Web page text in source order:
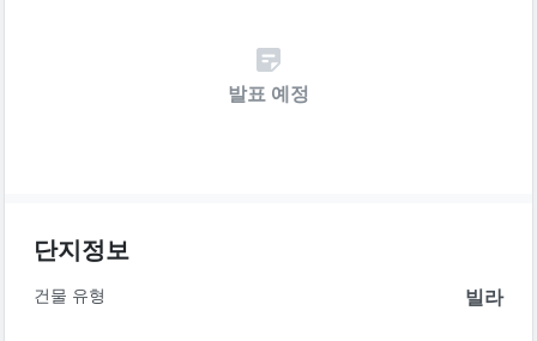
발표 예정
단지정보
건물 유형 빌라